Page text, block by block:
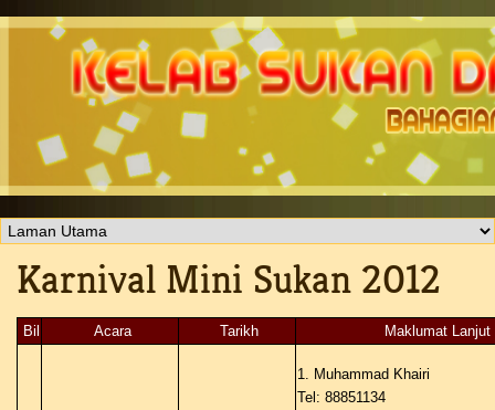
Karnival Mini Sukan 2012
Bil Acara Tarikh Maklumat Lanjut
1. Muhammad Khairi
Tel: 88851134